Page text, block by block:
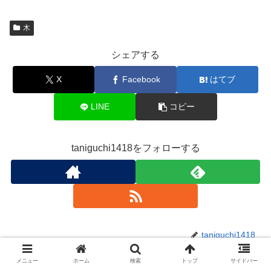
木
シェアする
X Facebook はてブ
LINE コピー
taniguchi1418をフォローする
taniguchi1418
メニュー ホーム 検索 トップ サイドバー